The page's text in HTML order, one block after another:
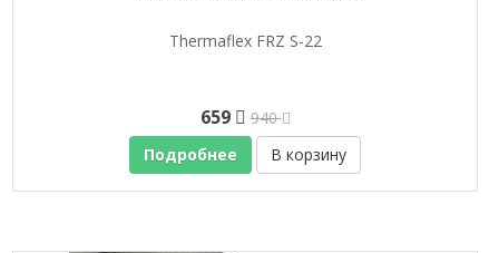
Thermaflex FRZ S-22
659
940
Подробнее
В корзину